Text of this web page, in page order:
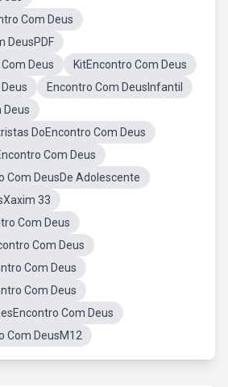
Com Deus
DeusPDF
Deus
KitEncontro Com Deus
Encontro Com DeusInfantil
Deus
DoEncontro Com Deus
Com Deus
Com DeusDe Adolescente
33
Com Deus
Com Deus
Com Deus
Com Deus
Com Deus
Com DeusM12